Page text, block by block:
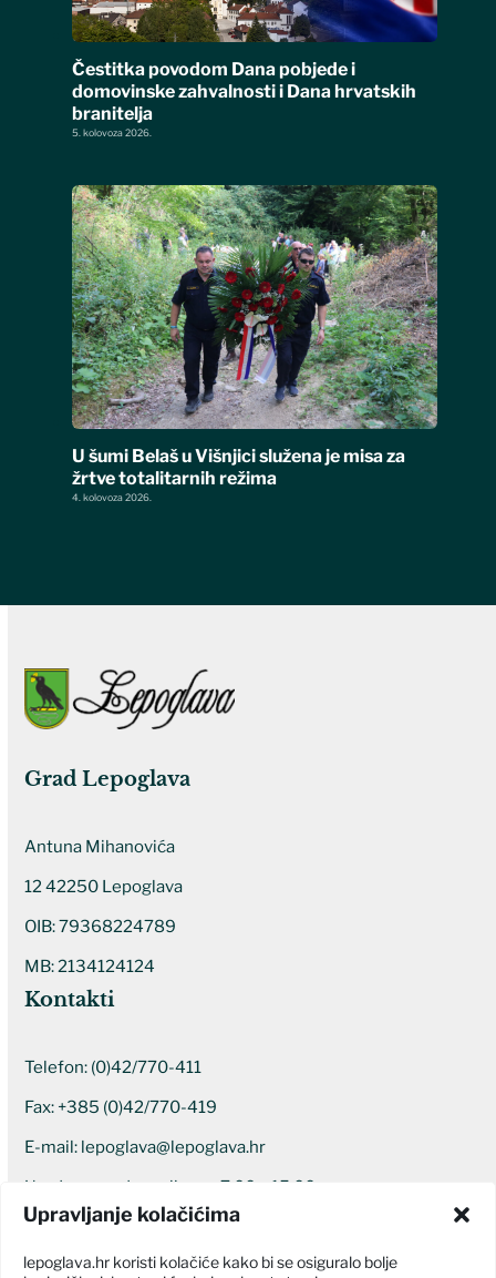
Upravljanje kolačićima
lepoglava.hr koristi kolačiće kako bi se osiguralo bolje
Čestitka povodom Dana pobjede i
domovinske zahvalnosti i Dana hrvatskih
branitelja
5. kolovoza 2026.
U šumi Belaš u Višnjici služena je misa za
žrtve totalitarnih režima
4. kolovoza 2026.
Grad Lepoglava
Antuna Mihanovića
12 42250 Lepoglava
OIB: 79368224789
MB: 2134124124
Kontakti
Telefon: (0)42/770-411
Fax: +385 (0)42/770-419
E-mail: lepoglava@lepoglava.hr
Uredovno radno vrijeme: 7:00 – 15:00
Ostali kontakti